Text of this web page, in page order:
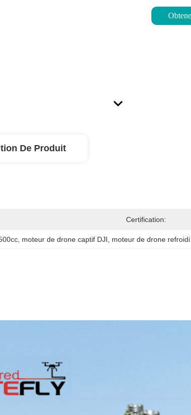
De Produit
Certification:
moteur de drone captif DJI moteur de drone